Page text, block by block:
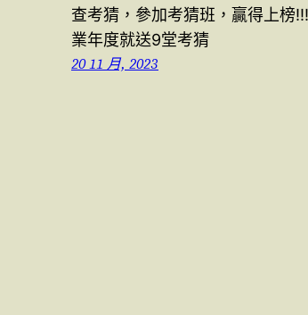
查考猜，參加考猜班，贏得上榜
業年度就送9堂考猜
20 11 月, 2023